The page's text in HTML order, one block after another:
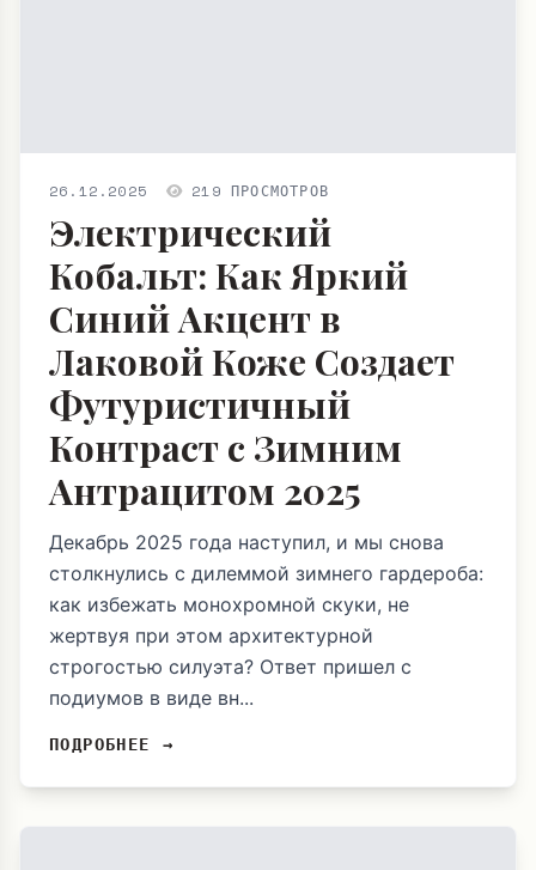
26.12.2025 219 ПРОСМОТРОВ
Электрический
Кобальт: Как Яркий
Синий Акцент в
Лаковой Коже Создает
Футуристичный
Контраст с Зимним
Антрацитом 2025
Декабрь 2025 года наступил, и мы снова
столкнулись с дилеммой зимнего гардероба:
как избежать монохромной скуки, не
жертвуя при этом архитектурной
строгостью силуэта? Ответ пришел с
подиумов в виде вн...
ПОДРОБНЕЕ →